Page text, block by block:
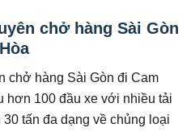
chở hàng Sài Gòn
chở hàng Sài Gòn đi Cam
hơn 100 đầu xe với nhiều tải
tấn đa dạng về chủng loại